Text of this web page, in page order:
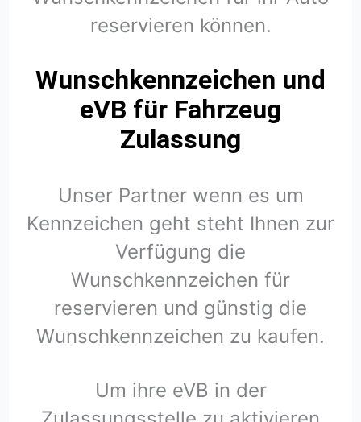
reservieren können.
Wunschkennzeichen und
eVB für Fahrzeug
Zulassung
Unser Partner wenn es um
Kennzeichen geht steht Ihnen zur
Verfügung die
Wunschkennzeichen für
reservieren und günstig die
Wunschkennzeichen zu kaufen.
Um ihre eVB in der